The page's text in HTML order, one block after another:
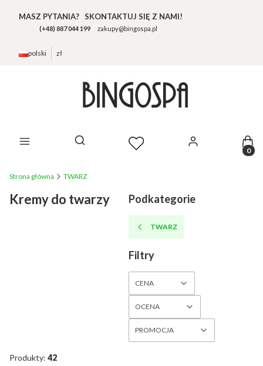
MASZ PYTANIA? SKONTAKTUJ SIĘ Z NAMI!
(+48) 887 044 199 zakupy@bingospa.pl
polski zł
Otwórz wyszukiwarkę
Strona główna TWARZ
Kremy do twarzy Podkategorie
TWARZ
Filtry
CENA
OCENA
PROMOCJA
Produkty: 42